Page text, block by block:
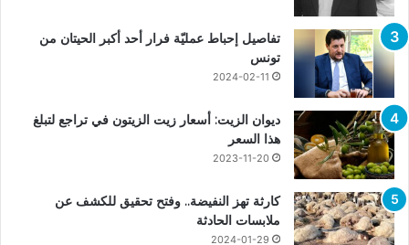
تفاصيل إحباط عمليّة فرار أحد أكبر الحيتان من
تونس
2024-02-11
ديوان الزيت: أسعار زيت الزيتون في تراجع لتبلغ
هذا السعر
2023-11-20
كارثة تهز النفيضة.. وفتح تحقيق للكشف عن
ملابسات الحادثة
2024-01-29